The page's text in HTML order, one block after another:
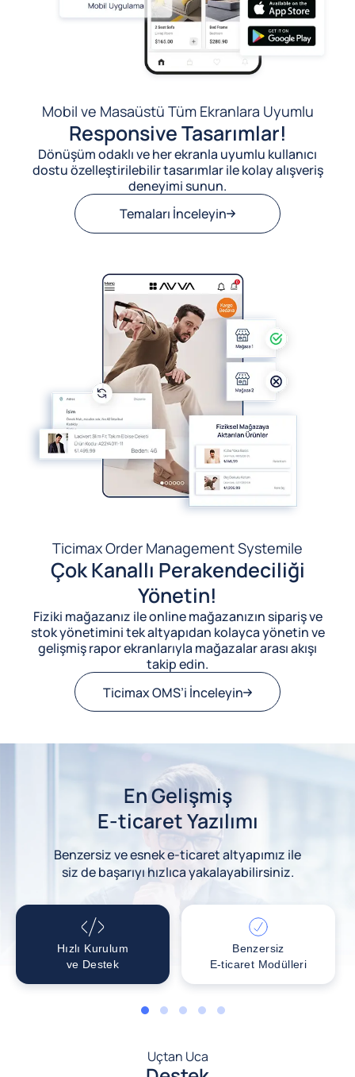
Mobil ve Masaüstü Tüm Ekranlara Uyumlu
Responsive Tasarımlar!
Dönüşüm odaklı ve her ekranla uyumlu kullanıcı
dostu özelleştirilebilir tasarımlar ile kolay alışveriş
deneyimi sunun.
Temaları İnceleyin
Ticimax Order Management Systemile
Çok Kanallı Perakendeciliği
Yönetin!
Fiziki mağazanız ile online mağazanızın sipariş ve
stok yönetimini tek altyapıdan kolayca yönetin ve
gelişmiş rapor ekranlarıyla mağazalar arası akışı
takip edin.
Ticimax OMS’i İnceleyin
En Gelişmiş
E-ticaret Yazılımı
Benzersiz ve esnek e-ticaret altyapımız ile
siz de başarıyı hızlıca yakalayabilirsiniz.
Hızlı Kurulum
ve Destek
Benzersiz
E-ticaret Modülleri
1 2 3 4 5
Uçtan Uca